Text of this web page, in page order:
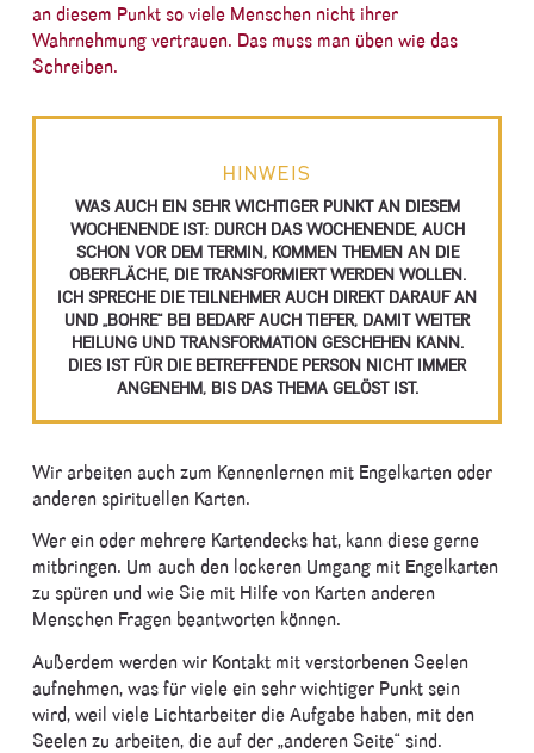
an diesem Punkt so viele Menschen nicht ihrer
Wahrnehmung vertrauen. Das muss man üben wie das
Schreiben.
HINWEIS
WAS AUCH EIN SEHR WICHTIGER PUNKT AN DIESEM
WOCHENENDE IST: DURCH DAS WOCHENENDE, AUCH
SCHON VOR DEM TERMIN, KOMMEN THEMEN AN DIE
OBERFLÄCHE, DIE TRANSFORMIERT WERDEN WOLLEN.
ICH SPRECHE DIE TEILNEHMER AUCH DIREKT DARAUF AN
UND „BOHRE“ BEI BEDARF AUCH TIEFER, DAMIT WEITER
HEILUNG UND TRANSFORMATION GESCHEHEN KANN.
DIES IST FÜR DIE BETREFFENDE PERSON NICHT IMMER
ANGENEHM, BIS DAS THEMA GELÖST IST.
Wir arbeiten auch zum Kennenlernen mit Engelkarten oder
anderen spirituellen Karten.
Wer ein oder mehrere Kartendecks hat, kann diese gerne
mitbringen. Um auch den lockeren Umgang mit Engelkarten
zu spüren und wie Sie mit Hilfe von Karten anderen
Menschen Fragen beantworten können.
Außerdem werden wir Kontakt mit verstorbenen Seelen
aufnehmen, was für viele ein sehr wichtiger Punkt sein
wird, weil viele Lichtarbeiter die Aufgabe haben, mit den
Seelen zu arbeiten, die auf der „anderen Seite“ sind.